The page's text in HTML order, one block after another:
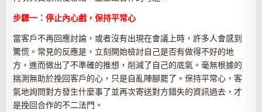
步驟一：停止內心戲，保持平常心
當客戶不再回應討論，或者沒有出現在會議上時，許多人會感到
驚慌。常見的反應是，立刻開始檢討自己是否有做得不好的地
方，進而做出了不準確的推想，削減了自己的底氣。毫無根據的
揣測無助於挽回客戶的心，只是自亂陣腳罷了。保持平常心，客
氣地詢問對方發生什麼事了並再次寄送對方錯失的資訊過去，才
是挽回合作的不二法門。